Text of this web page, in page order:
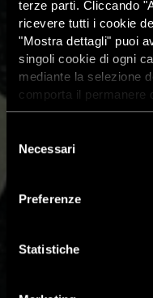
terze parti. Cliccando
ricevere tutti i cookie
"Mostra dettagli" puoi
singoli cookie di ogni
mediante la selezione
comporta il permanere
dunque la
dei cookie attivi sul sito
delNecessari
Preferenze
Statistiche
Assange libero
24 Giugno 2025